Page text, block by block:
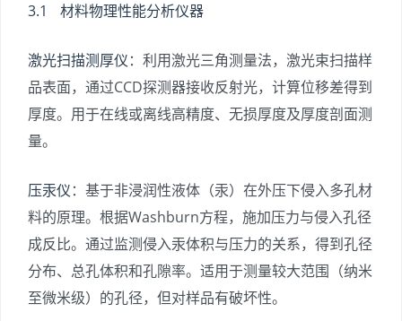
3.1 材料物理性能分析仪器
激光扫描测厚仪：利用激光三角测量法，激光束扫描样
品表面，通过CCD探测器接收反射光，计算位移差得到
厚度。用于在线或离线高精度、无损厚度及厚度剖面测
量。
压汞仪：基于非浸润性液体（汞）在外压下侵入多孔材
料的原理。根据Washburn方程，施加压力与侵入孔径
成反比。通过监测侵入汞体积与压力的关系，得到孔径
分布、总孔体积和孔隙率。适用于测量较大范围（纳米
至微米级）的孔径，但对样品有破坏性。